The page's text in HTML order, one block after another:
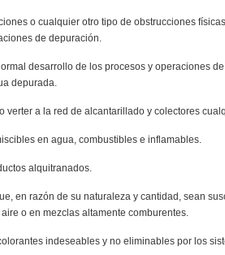
o cualquier otro tipo de obstrucciones
de depuración.
desarrollo de los procesos y operaciones
depurada.
verter a la red de alcantarillado y colectores
en agua, combustibles e inflamables.
alquitranados.
en razón de su naturaleza y cantidad, sean
o en mezclas altamente comburentes.
indeseables y no eliminables por los